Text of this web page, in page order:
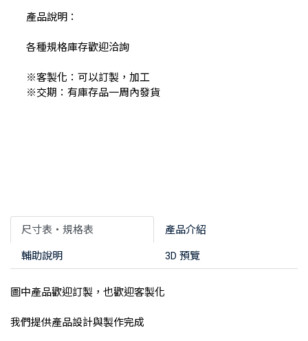
產品說明：
各種規格庫存歡迎洽詢
※客製化：可以訂製，加工
※交期：有庫存品一周內發貨
尺寸表‧規格表 產品介紹
輔助說明 3D 預覽
圖中產品歡迎訂製，也歡迎客製化
我們提供產品設計與製作完成